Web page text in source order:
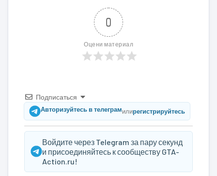
0
Оцени материал
Подписаться
Авторизуйтесь в телеграмилирегистрируйтесь
Войдите через Telegram за пару секунд
и присоединяйтесь к сообществу GTA-
Action.ru!